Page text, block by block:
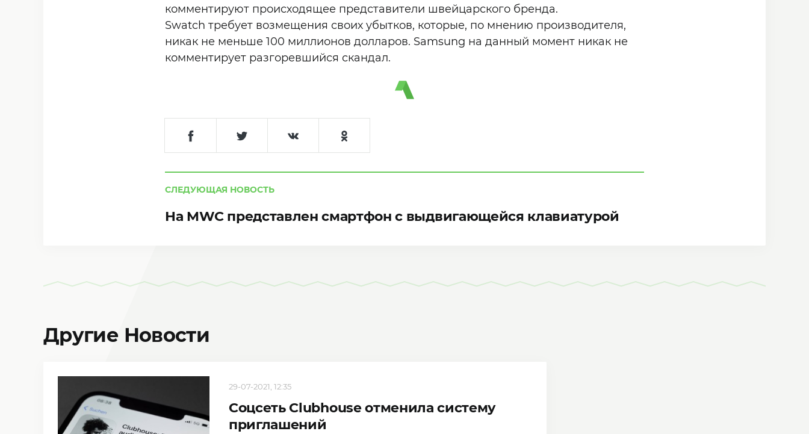
комментируют происходящее представители швейцарского бренда.
Swatch требует возмещения своих убытков, которые, по мнению производителя,
никак не меньше 100 миллионов долларов. Samsung на данный момент никак не
комментирует разгоревшийся скандал.
СЛЕДУЮЩАЯ НОВОСТЬ
На MWC представлен смартфон с выдвигающейся клавиатурой
Другие Новости
29-07-2021, 12:35
Соцсеть Clubhouse отменила систему
приглашений